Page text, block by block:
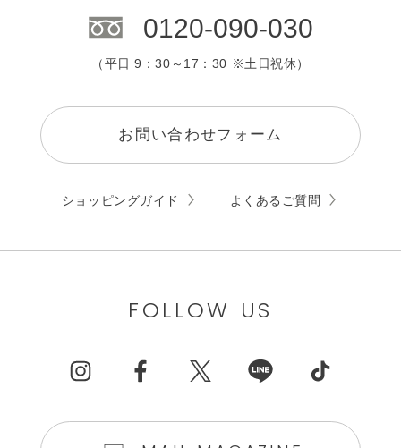
0120-090-030
（平日 9：30～17：30 ※土日祝休）
お問い合わせフォーム
ショッピングガイド よくあるご質問
FOLLOW US